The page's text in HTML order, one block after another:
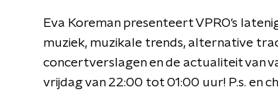
Eva Koreman presenteert VPRO's
muziek, muzikale trends, alternative
concertverslagen en de actualiteit van
vrijdag van 22:00 tot 01:00 uur! P.s. en